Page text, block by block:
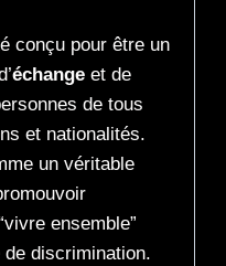
conçu pour être un
échange et de
de tous
et nationalités.
un véritable
ensemble”
discrimination.